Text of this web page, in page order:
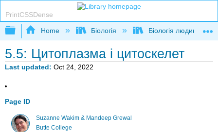
PrintCSSDense
Expand/collapse global hierarchy
Home Біологія Біологія людини
5.5: Цитоплазма і цитоскелет
Last updated Oct 24, 2022
Page ID
Suzanne Wakim & Mandeep Grewal
Butte College